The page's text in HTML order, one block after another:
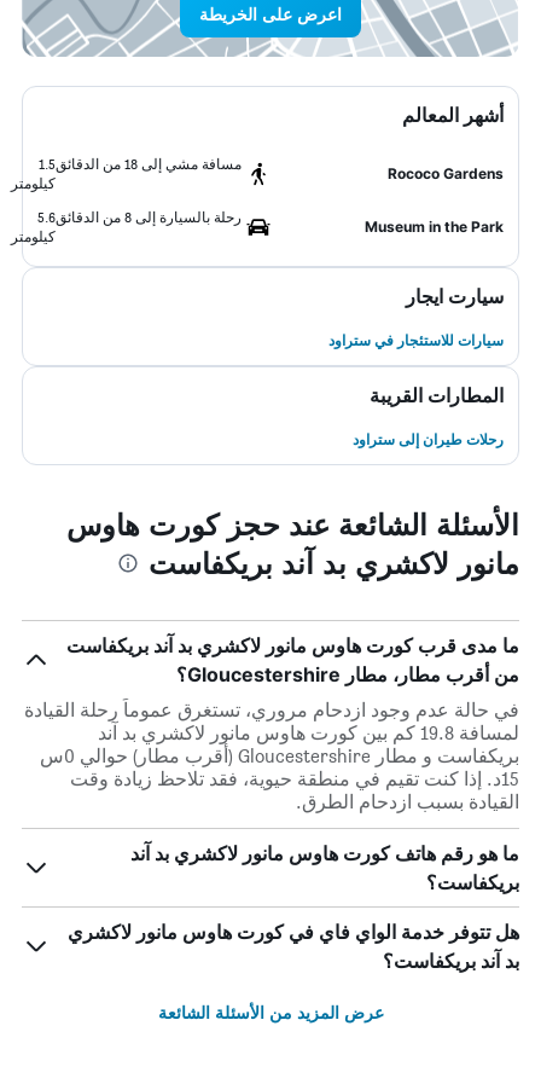
اعرض على الخريطة
أشهر المعالم
Rococo Gardens
مسافة مشي إلى 18 من الدقائق
1.5
كيلومتر
Museum in the Park
رحلة بالسيارة إلى 8 من الدقائق
5.6
كيلومتر
سيارت ايجار
سيارات للاستئجار في ستراود
المطارات القريبة
رحلات طيران إلى ستراود
الأسئلة الشائعة عند حجز كورت هاوس
مانور لاكشري بد آند بريكفاست
ما مدى قرب كورت هاوس مانور لاكشري بد آند بريكفاست
من أقرب مطار، مطار Gloucestershire؟
في حالة عدم وجود ازدحام مروري، تستغرق عموماً رحلة القيادة
لمسافة 19.8 كم بين كورت هاوس مانور لاكشري بد آند
بريكفاست و مطار Gloucestershire (أقرب مطار) حوالي 0س
15د. إذا كنت تقيم في منطقة حيوية، فقد تلاحظ زيادة وقت
القيادة بسبب ازدحام الطرق.
ما هو رقم هاتف كورت هاوس مانور لاكشري بد آند
بريكفاست؟
هل تتوفر خدمة الواي فاي في كورت هاوس مانور لاكشري
بد آند بريكفاست؟
عرض المزيد من الأسئلة الشائعة